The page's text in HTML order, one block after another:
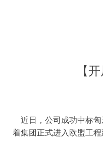
【
近日，公司成功中标匈
着集团正式进入欧盟工